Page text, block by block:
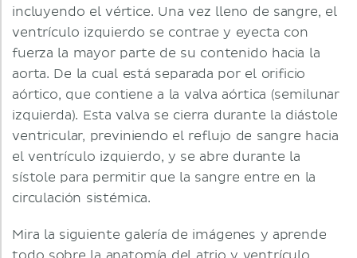
incluyendo el vértice. Una vez lleno de sangre, el
ventrículo izquierdo se contrae y eyecta con
fuerza la mayor parte de su contenido hacia la
aorta. De la cual está separada por el orificio
aórtico, que contiene a la valva aórtica (semilunar
izquierda). Esta valva se cierra durante la diástole
ventricular, previniendo el reflujo de sangre hacia
el ventrículo izquierdo, y se abre durante la
sístole para permitir que la sangre entre en la
circulación sistémica.
Mira la siguiente galería de imágenes y aprende